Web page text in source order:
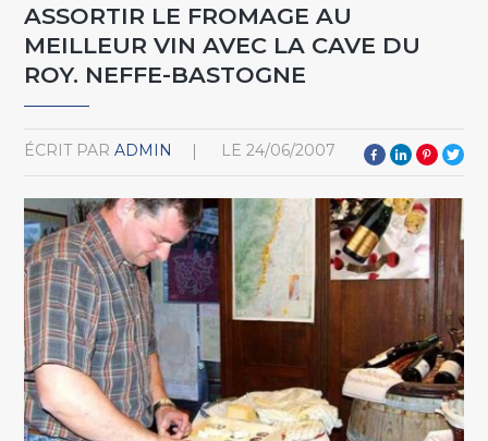
ASSORTIR LE FROMAGE AU
MEILLEUR VIN AVEC LA CAVE DU
ROY. NEFFE-BASTOGNE
ÉCRIT PAR ADMIN LE 24/06/2007